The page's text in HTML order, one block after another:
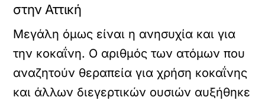
στην Αττική
Μεγάλη όμως είναι η ανησυχία και για
την κοκαΐνη. Ο αριθμός των ατόμων που
αναζητούν θεραπεία για χρήση κοκαΐνης
και άλλων διεγερτικών ουσιών αυξήθηκε